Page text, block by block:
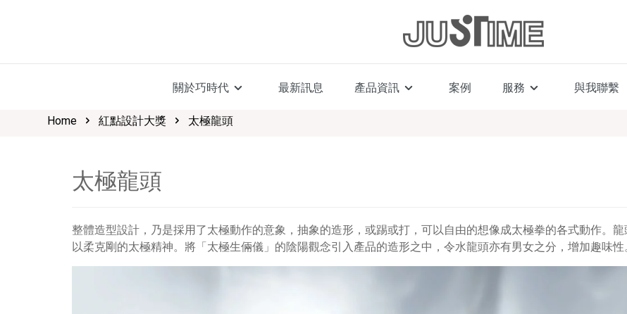
關於巧時代 最新訊息 產品資訊 案例 服務 與我聯繫
Home 紅點設計大獎 太極龍頭
太極龍頭
整體造型設計，乃是採用了太極動作的意象，抽象的造形，或踢或打，可以自由的想像成太極拳的各式動作。
以柔克剛的太極精神。將「太極生倆儀」的陰陽觀念引入產品的造形之中，令水龍頭亦有男女之分，增加趣味性